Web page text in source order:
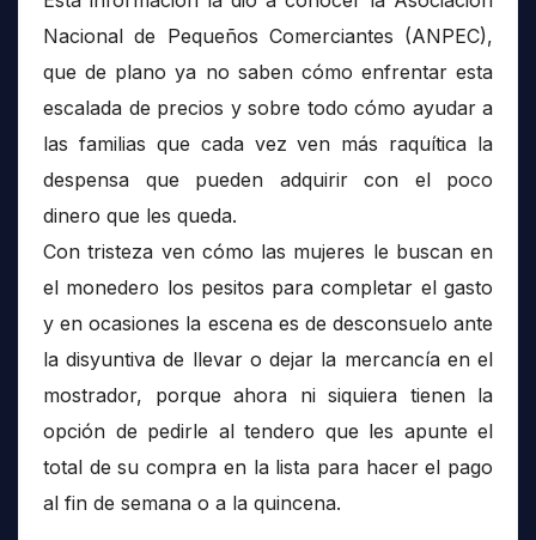
Nacional de Pequeños Comerciantes (ANPEC),
que de plano ya no saben cómo enfrentar esta
escalada de precios y sobre todo cómo ayudar a
las familias que cada vez ven más raquítica la
despensa que pueden adquirir con el poco
dinero que les queda.
Con tristeza ven cómo las mujeres le buscan en
el monedero los pesitos para completar el gasto
y en ocasiones la escena es de desconsuelo ante
la disyuntiva de llevar o dejar la mercancía en el
mostrador, porque ahora ni siquiera tienen la
opción de pedirle al tendero que les apunte el
total de su compra en la lista para hacer el pago
al fin de semana o a la quincena.